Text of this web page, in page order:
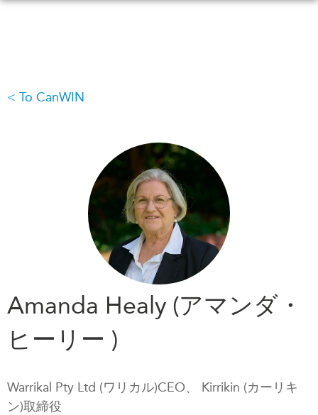
テ WHAT'S NEW
CONFERENCES
Annual Reports
RESEARCH
Southeast Asia
Canada
Asia
Virtual
CIAC
MEDIA
In the News
Podcasts
Videos
Podcast Archive
To CanWIN
Amanda Healy (アマンダ・
ヒーリー )
Warrikal Pty Ltd (ワリカル)CEO、 Kirrikin (カーリキ
ン)取締役